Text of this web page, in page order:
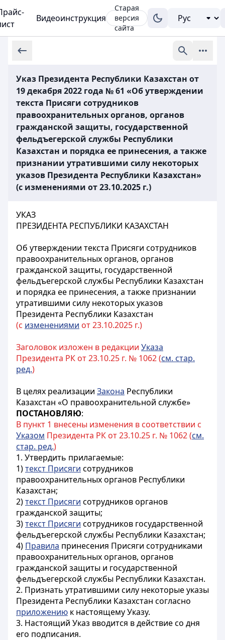
Видеоинструкция
Старая
версия
сайта
Указ Президента Республики Казахстан от
19 декабря 2022 года № 61 «Об утверждении
текста Присяги сотрудников
правоохранительных органов, органов
гражданской защиты, государственной
фельдъегерской службы Республики
Казахстан и порядка ее принесения, а также
признании утратившими силу некоторых
указов Президента Республики Казахстан»
(с изменениями от 23.10.2025 г.)
УКАЗ
ПРЕЗИДЕНТА РЕСПУБЛИКИ КАЗАХСТАН
Об утверждении текста Присяги сотрудников
правоохранительных органов, органов
гражданской защиты, государственной
фельдъегерской службы Республики Казахстан
и порядка ее принесения, а также признании
утратившими силу некоторых указов
Президента Республики Казахстан
(с изменениями от 23.10.2025 г.)
Заголовок изложен в редакции Указа
Президента РК от 23.10.25 г. № 1062 (см. стар.
ред.)
В целях реализации Закона Республики
Казахстан «О правоохранительной службе»
ПОСТАНОВЛЯЮ:
В пункт 1 внесены изменения в соответствии с
Указом Президента РК от 23.10.25 г. № 1062 (см.
стар. ред.)
1. Утвердить прилагаемые:
1)текст Присяги сотрудников
правоохранительных органов Республики
Казахстан;
2)текст Присяги сотрудников органов
гражданской защиты;
3)текст Присяги сотрудников государственной
фельдъегерской службы Республики Казахстан;
4) Правила принесения Присяги сотрудниками
правоохранительных органов, органов
гражданской защиты и государственной
фельдъегерской службы Республики Казахстан.
2. Признать утратившими силу некоторые указы
Президента Республики Казахстан согласно
приложению к настоящему Указу.
3. Настоящий Указ вводится в действие со дня
его подписания.